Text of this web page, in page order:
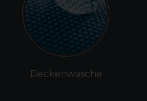
Deckenwäsche